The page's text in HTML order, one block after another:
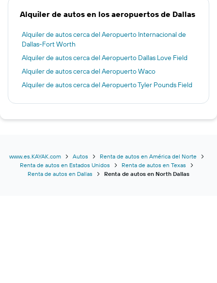
Alquiler de autos en los aeropuertos de Dallas
Alquiler de autos cerca del Aeropuerto Internacional de
Dallas-Fort Worth
Alquiler de autos cerca del Aeropuerto Dallas Love Field
Alquiler de autos cerca del Aeropuerto Waco
Alquiler de autos cerca del Aeropuerto Tyler Pounds Field
www.es.KAYAK.com Autos
Renta de autos en América del Norte
Renta de autos en Estados Unidos
Renta de autos en Texas
Renta de autos en Dallas
Renta de autos en North Dallas